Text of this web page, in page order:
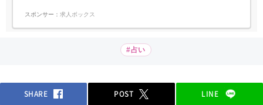
スポンサー： 求人ボックス
#占い
SHARE POST LINE